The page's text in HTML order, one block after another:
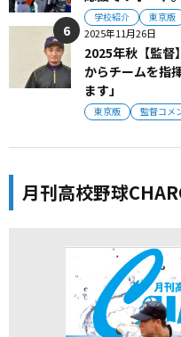
学校紹介 東京版
2025年11月26日
2025年秋【監督
からチームを指
ます」
東京版 監督コメ
月刊高校野球